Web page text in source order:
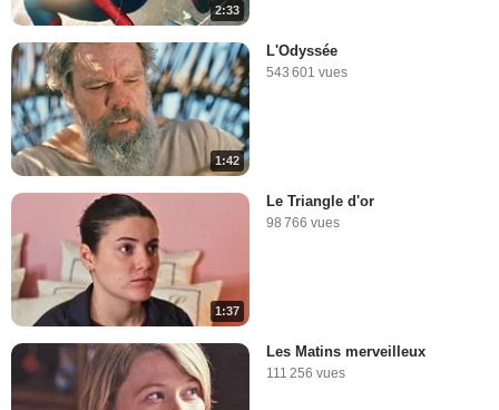
2:33
1:42
L'Odyssée
543 601 vues
1:37
Le Triangle d'or
98 766 vues
Les Matins merveilleux
111 256 vues